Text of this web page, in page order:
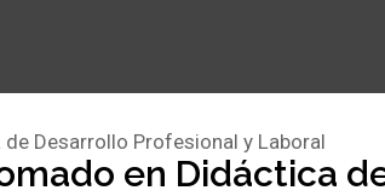
de Desarrollo Profesional y Laboral
en Didáctica